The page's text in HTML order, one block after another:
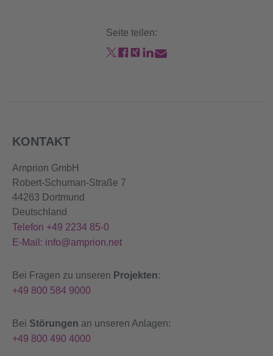
Seite teilen:
KONTAKT
Amprion GmbH
Robert-Schuman-Straße 7
44263 Dortmund
Deutschland
Telefon +49 2234 85-0
E-Mail: info@amprion.net
Bei Fragen zu unseren Projekten:
+49 800 584 9000
Bei Störungen an unseren Anlagen:
+49 800 490 4000